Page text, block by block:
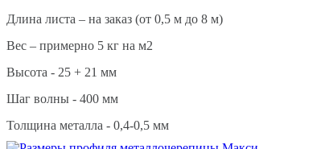
Длина листа – на заказ (от 0,5 м до 8 м)
Вес – примерно 5 кг на м2
Высота - 25 + 21 мм
Шаг волны - 400 мм
Толщина металла - 0,4-0,5 мм